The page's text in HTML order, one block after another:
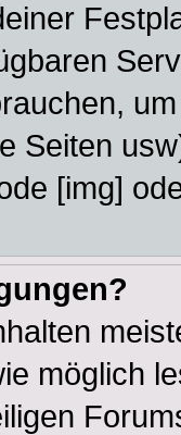
Seiten
[img]
möglich